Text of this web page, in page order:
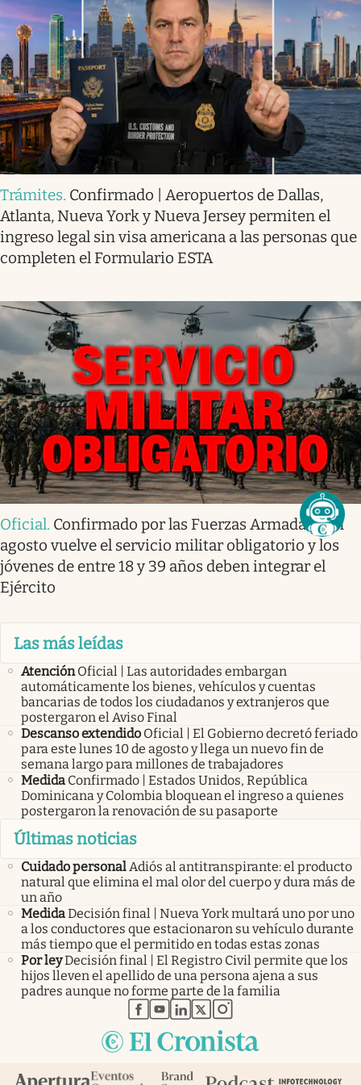
Trámites. Confirmado | Aeropuertos de Dallas,
Atlanta, Nueva York y Nueva Jersey permiten el
ingreso legal sin visa americana a las personas que
completen el Formulario ESTA
Oficial. Confirmado por las Fuerzas Armadas | En
agosto vuelve el servicio militar obligatorio y los
jóvenes de entre 18 y 39 años deben integrar el
Ejército
Las más leídas
Atención Oficial | Las autoridades embargan
automáticamente los bienes, vehículos y cuentas
bancarias de todos los ciudadanos y extranjeros que
postergaron el Aviso Final
Descanso extendido Oficial | El Gobierno decretó feriado
para este lunes 10 de agosto y llega un nuevo fin de
semana largo para millones de trabajadores
Medida Confirmado | Estados Unidos, República
Dominicana y Colombia bloquean el ingreso a quienes
postergaron la renovación de su pasaporte
Últimas noticias
Cuidado personalAdiós al antitranspirante: el producto
natural que elimina el mal olor del cuerpo y dura más de
un año
MedidaDecisión final | Nueva York multará uno por uno
a los conductores que estacionaron su vehículo durante
más tiempo que el permitido en todas estas zonas
Por leyDecisión final | El Registro Civil permite que los
hijos lleven el apellido de una persona ajena a sus
padres aunque no forme parte de la familia
abre en nueva pestaña
abre en nueva pestaña
abre en nueva pestaña
abre en nueva pestaña
abre en nueva pestaña